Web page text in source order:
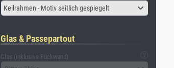
Keilrahmen - Motiv seitlich gespiegelt
Glas & Passepartout
Glas (inklusive Rückwand)